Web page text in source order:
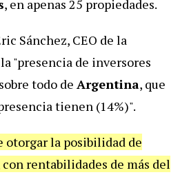
, en apenas 25 propiedades.
Sánchez, CEO de la
"presencia de inversores
todo de Argentina, que
tienen (14%)".
otorgar la posibilidad de
rentabilidades de más del